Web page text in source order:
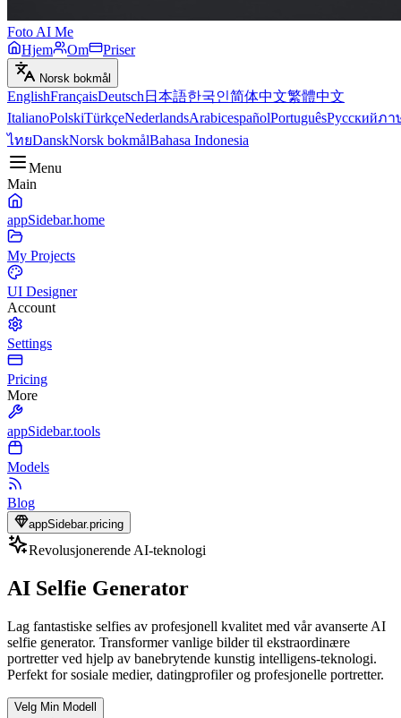
Foto AI Me
Hjem
Om Priser
Norsk bokmål
EnglishFrançaisDeutsch 日本語한국인简体中文繁體中文
ItalianoPolskiTürkçeNederlandsArabicespañolPortuguêsРусскийภา
ไทยDanskNorsk bokmålBahasa Indonesia
Menu
Main
appSidebar.home
My Projects
UI Designer
Account
Settings
Pricing
More
appSidebar.tools
Models
Blog
appSidebar.pricing
Revolusjonerende AI-teknologi
AI Selfie Generator
Lag fantastiske selfies av profesjonell kvalitet med vår avanserte AI
selfie generator. Transformer vanlige bilder til ekstraordinære
portretter ved hjelp av banebrytende kunstig intelligens-teknologi.
Perfekt for sosiale medier, datingprofiler og profesjonelle portretter.
Velg Min Modell